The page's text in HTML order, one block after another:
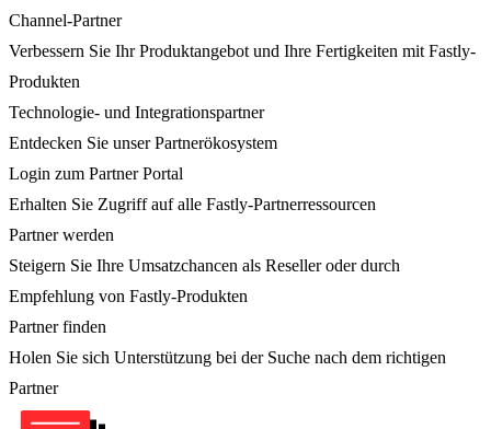
Channel-Partner
Verbessern Sie Ihr Produktangebot und Ihre Fertigkeiten mit Fastly-
Produkten
Technologie- und Integrationspartner
Entdecken Sie unser Partnerökosystem
Login zum Partner Portal
Erhalten Sie Zugriff auf alle Fastly-Partnerressourcen
Partner werden
Steigern Sie Ihre Umsatzchancen als Reseller oder durch
Empfehlung von Fastly-Produkten
Partner finden
Holen Sie sich Unterstützung bei der Suche nach dem richtigen
Partner